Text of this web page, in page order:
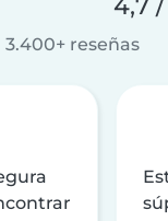
4,7
3.400+ reseñas